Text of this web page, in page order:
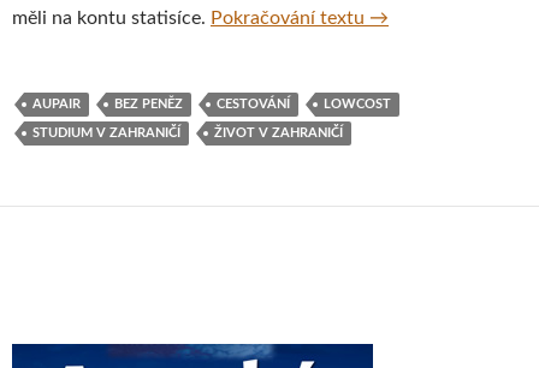
měli na kontu statisíce. Pokračování textu Jak studovat v
→
AUPAIR BEZ PENĚZ CESTOVÁNÍ LOWCOST
STUDIUM V ZAHRANIČÍ ŽIVOT V ZAHRANIČÍ